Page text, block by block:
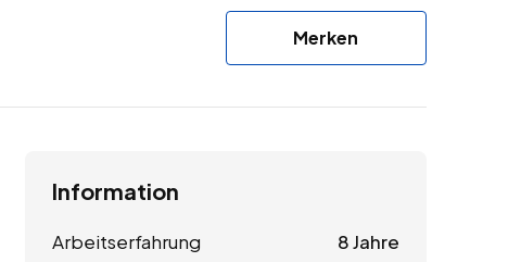
Merken
Information
Arbeitserfahrung 8 Jahre